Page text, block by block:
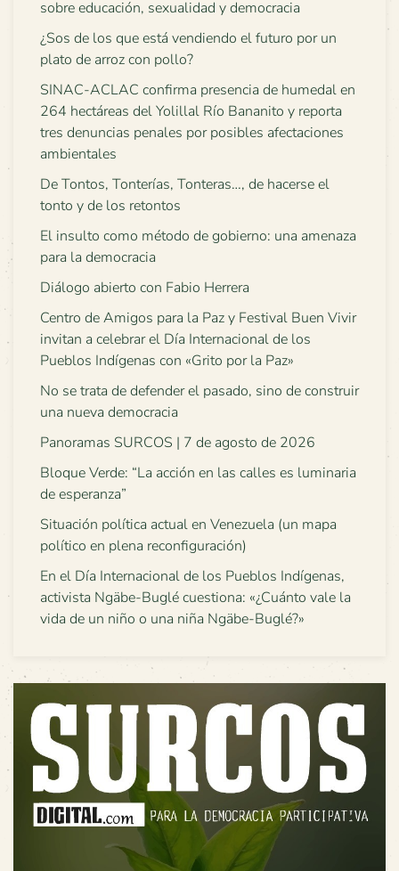
sobre educación, sexualidad y democracia
¿Sos de los que está vendiendo el futuro por un
plato de arroz con pollo?
SINAC-ACLAC confirma presencia de humedal en
264 hectáreas del Yolillal Río Bananito y reporta
tres denuncias penales por posibles afectaciones
ambientales
De Tontos, Tonterías, Tonteras…, de hacerse el
tonto y de los retontos
El insulto como método de gobierno: una amenaza
para la democracia
Diálogo abierto con Fabio Herrera
Centro de Amigos para la Paz y Festival Buen Vivir
invitan a celebrar el Día Internacional de los
Pueblos Indígenas con «Grito por la Paz»
No se trata de defender el pasado, sino de construir
una nueva democracia
Panoramas SURCOS | 7 de agosto de 2026
Bloque Verde: “La acción en las calles es luminaria
de esperanza”
Situación política actual en Venezuela (un mapa
político en plena reconfiguración)
En el Día Internacional de los Pueblos Indígenas,
activista Ngäbe-Buglé cuestiona: «¿Cuánto vale la
vida de un niño o una niña Ngäbe-Buglé?»